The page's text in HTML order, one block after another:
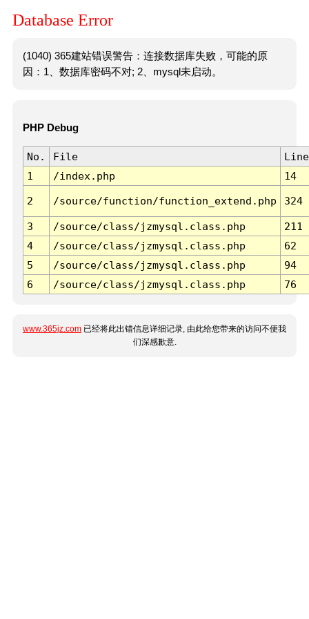
Database Error
(1040) 365建站错误警告：连接数据库失败，可能的原
因：1、数据库密码不对; 2、mysql未启动。
PHP Debug
No. File
Line
1
/index.php 14
2 /source/function/function_extend.php 324
3 /source/class/jzmysql.class.php
211
4
/source/class/jzmysql.class.php
62
5
/source/class/jzmysql.class.php
94
6
/source/class/jzmysql.class.php 76
www.365jz.com 已经将此出错信息详细记录, 由此给您带来的访问不便我
们深感歉意.